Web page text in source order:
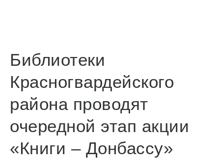
Библиотеки
Красногвардейского
района проводят
очередной этап акции
«Книги – Донбассу»